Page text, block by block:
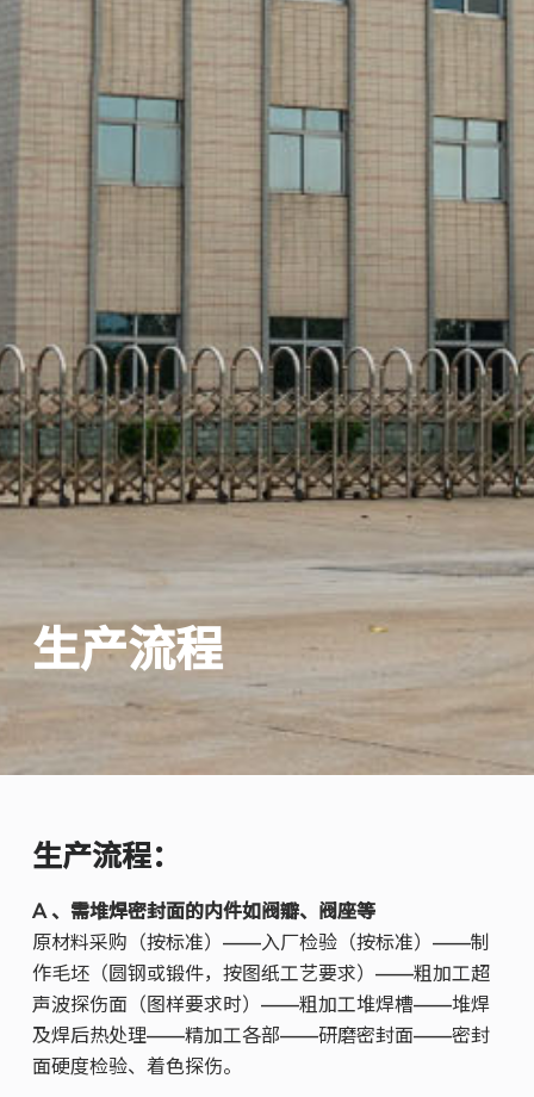
生产流程
生产流程：
A 、需堆焊密封面的内件如阀瓣、阀座等
原材料采购（按标准）——入厂检验（按标准）——制
作毛坯（圆钢或锻件，按图纸工艺要求）——粗加工超
声波探伤面（图样要求时）——粗加工堆焊槽——堆焊
及焊后热处理——精加工各部——研磨密封面——密封
面硬度检验、着色探伤。